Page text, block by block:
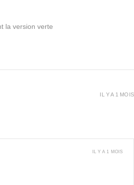
la version verte
IL Y A 1 MOIS
IL Y A 1 MOIS